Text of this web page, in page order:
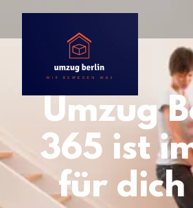
Umzug
365 ist
für